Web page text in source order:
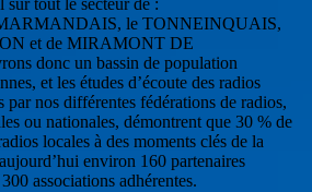
sur tout le secteur de :
le TONNEINQUAIS,
et de MIRAMONT DE
donc un bassin de population
et les études d’écoute des radios
par nos différentes fédérations de radios,
ou nationales, démontrent que 30 % de
locales à des moments clés de la
environ 160 partenaires
associations adhérentes.